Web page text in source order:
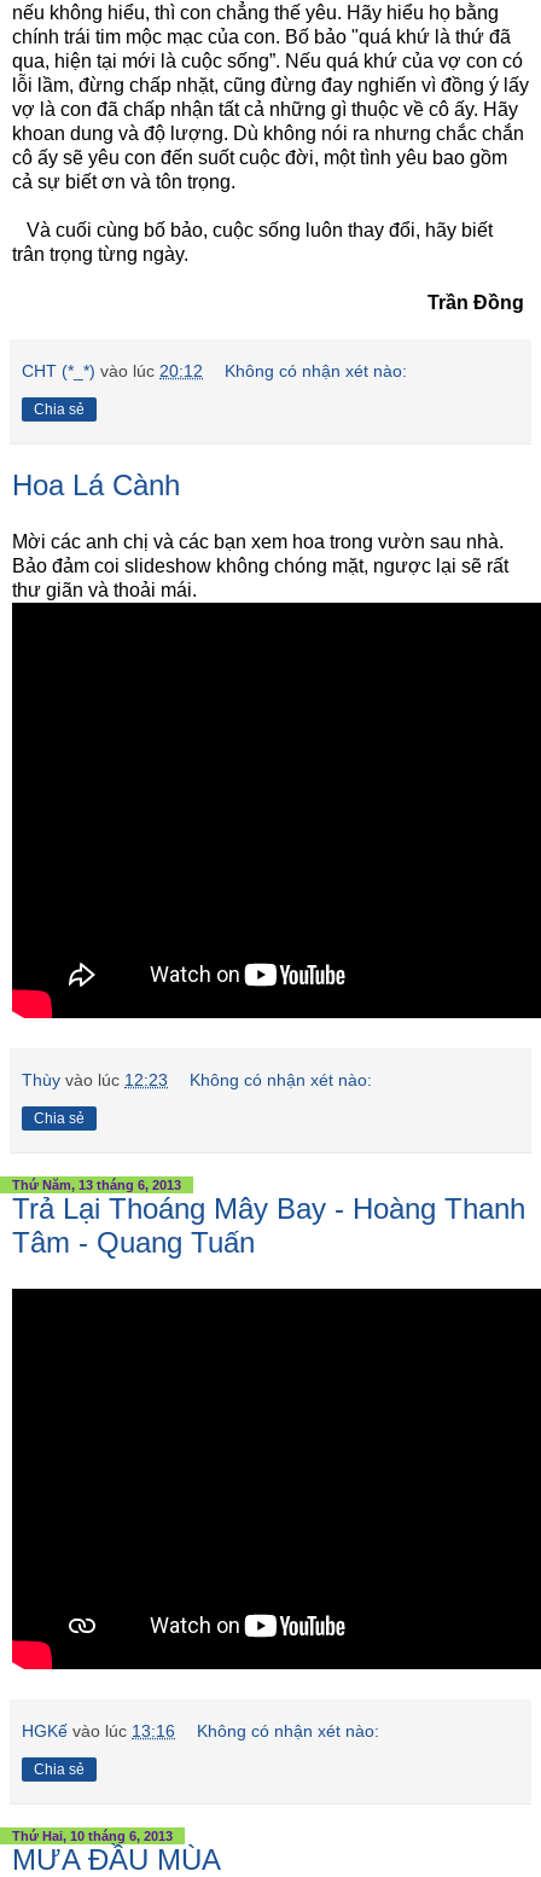
nếu không hiểu, thì con chẳng thế yêu. Hãy hiểu họ bằng
chính trái tim mộc mạc của con. Bố bảo "quá khứ là thứ đã
qua, hiện tại mới là cuộc sống”. Nếu quá khứ của vợ con có
lỗi lầm, đừng chấp nhặt, cũng đừng đay nghiến vì đồng ý lấy
vợ là con đã chấp nhận tất cả những gì thuộc về cô ấy. Hãy
khoan dung và độ lượng. Dù không nói ra nhưng chắc chắn
cô ấy sẽ yêu con đến suốt cuộc đời, một tình yêu bao gồm
cả sự biết ơn và tôn trọng.
Và cuối cùng bố bảo, cuộc sống luôn thay đổi, hãy biết
trân trọng từng ngày.
Trần Đồng
CHT (*_*) vào lúc 20:12 Không có nhận xét nào:
Chia sẻ
Hoa Lá Cành
Mời các anh chị và các bạn xem hoa trong vườn sau nhà.
Bảo đảm coi slideshow không chóng mặt, ngược lại sẽ rất
thư giãn và thoải mái.
Thùy vào lúc 12:23 Không có nhận xét nào:
Chia sẻ
Thứ Năm, 13 tháng 6, 2013
Trả Lại Thoáng Mây Bay - Hoàng Thanh
Tâm - Quang Tuấn
HGKế vào lúc 13:16 Không có nhận xét nào:
Chia sẻ
Thứ Hai, 10 tháng 6, 2013
MƯA ĐẦU MÙA